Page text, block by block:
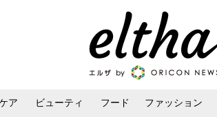
ア ビューティ フード ファッション